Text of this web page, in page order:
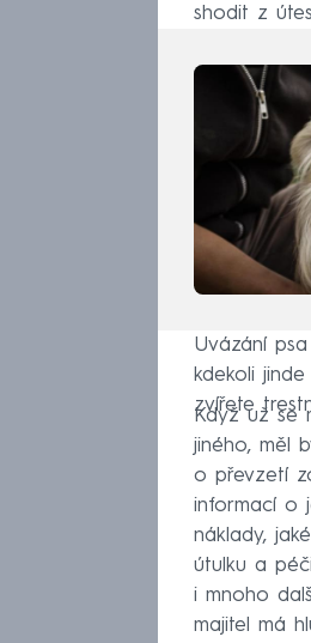
shodit z
Uvázání
kdekoli
zvířete
Když už se
jiného, měl
o převzetí
informací o
náklady,
útulku a
i mnoho
majitel má